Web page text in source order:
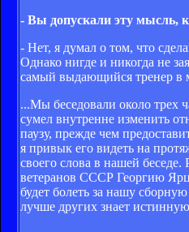
- Вы допускали эту мысль,
- Нет, я думал о том, что
Однако нигде и никогда не
самый выдающийся тренер в
...Мы беседовали около трех
сумел внутренне изменить
паузу, прежде чем
я привык его видеть на
своего слова в нашей
ветеранов СССР Георгию
будет болеть за нашу
лучше других знает